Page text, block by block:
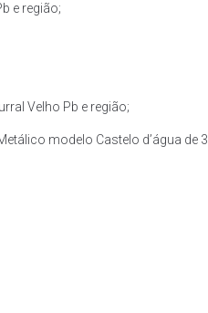
e região;
Velho Pb e região;
modelo Castelo d’água de